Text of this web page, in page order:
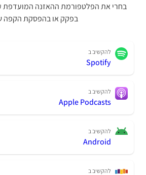
בחרי את הפלטפורמת ההאזנה המועדפת
בפקק או בהפסקת הקפה
להקשיב ב
Spotify
להקשיב ב
Apple Podcasts
להקשיב ב
Android
להקשיב ב